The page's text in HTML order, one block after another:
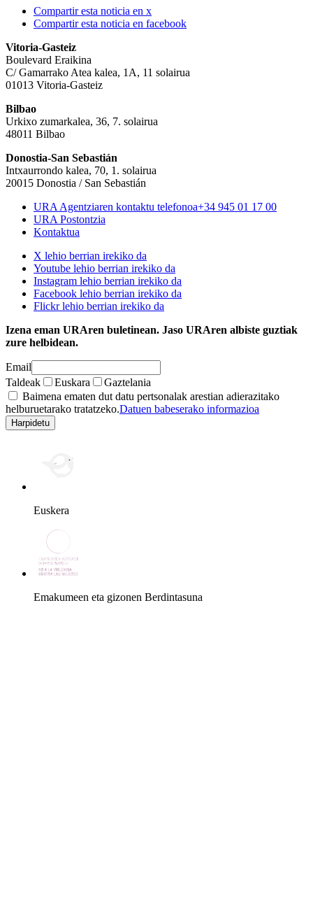
Compartir esta noticia en x
Compartir esta noticia en facebook
Vitoria-Gasteiz
Boulevard Eraikina
C/ Gamarrako Atea kalea, 1A, 11 solairua
01013 Vitoria-Gasteiz
Bilbao
Urkixo zumarkalea, 36, 7. solairua
48011 Bilbao
Donostia-San Sebastián
Intxaurrondo kalea, 70, 1. solairua
20015 Donostia / San Sebastián
URA Agentziaren kontaktu telefonoa+34 945 01 17 00
URA Postontzia
Kontaktua
X lehio berrian irekiko da
Youtube lehio berrian irekiko da
Instagram lehio berrian irekiko da
Facebook lehio berrian irekiko da
Flickr lehio berrian irekiko da
Izena eman URAren buletinean. Jaso URAren albiste guztiak
zure helbidean.
Email
Taldeak
Euskara
Gaztelania
Baimena ematen dut datu pertsonalak arestian adierazitako
helburuetarako tratatzeko.Datuen babeserako informazioa
Euskera
Emakumeen eta gizonen Berdintasuna